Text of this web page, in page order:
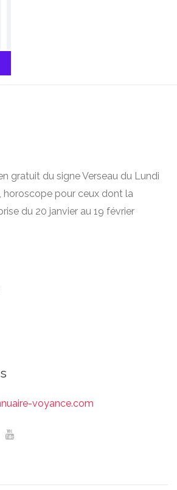
gratuit du signe Verseau du Lundi
horoscope pour ceux dont la
du 20 janvier au 19 février
voyance.com